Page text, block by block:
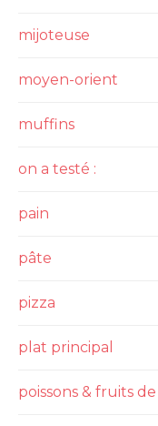
mijoteuse
moyen-orient
muffins
on a testé :
pain
pâte
pizza
plat principal
poissons & fruits